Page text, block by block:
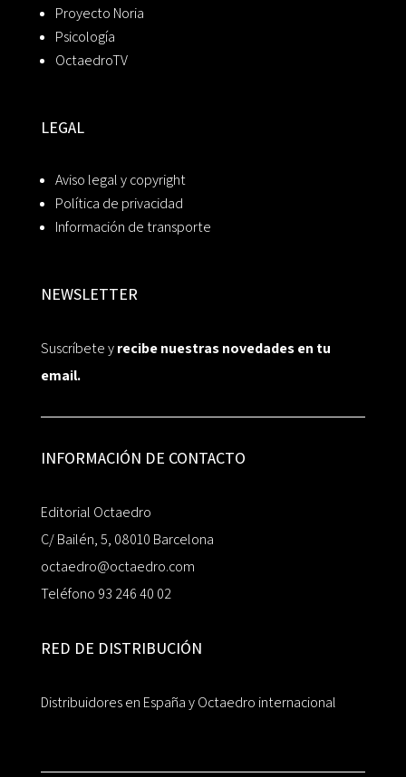
Proyecto Noria
Psicología
OctaedroTV
LEGAL
Aviso legal y copyright
Política de privacidad
Información de transporte
NEWSLETTER
Suscríbete yrecibe nuestras novedades en tu
email.
INFORMACIÓN DE CONTACTO
Editorial Octaedro
C/ Bailén, 5, 08010 Barcelona
octaedro@octaedro.com
Teléfono 93 246 40 02
RED DE DISTRIBUCIÓN
Distribuidores en España y Octaedro internacional